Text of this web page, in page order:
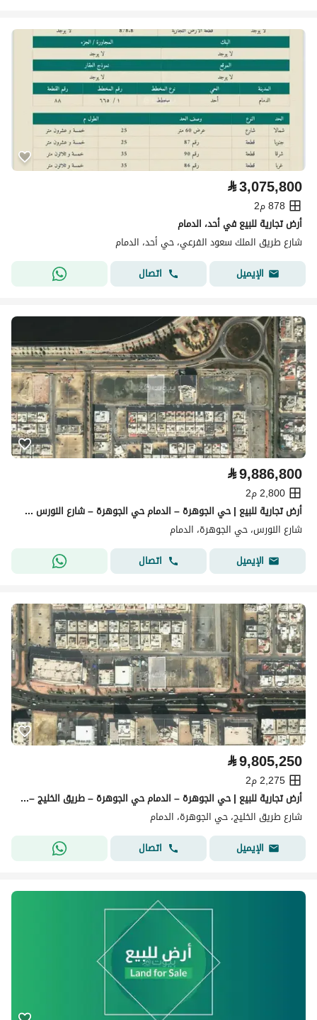
⃁3,075,800
878 م2
أرض تجارية للبيع في أحد، الدمام
شارع طريق الملك سعود الفرعي، حي أحد، الدمام
الإيميل
اتصال
⃁9,886,800
2,800 م2
أرض تجارية للبيع | حي الجوهرة – الدمام حي الجوهرة – شارع النورس – الدمام
شارع النورس، حي الجوهرة، الدمام
الإيميل
اتصال
⃁9,805,250
2,275 م2
أرض تجارية للبيع | حي الجوهرة – الدمام حي الجوهرة – طريق الخليج – الدمام
شارع طريق الخليج، حي الجوهرة، الدمام
الإيميل
اتصال